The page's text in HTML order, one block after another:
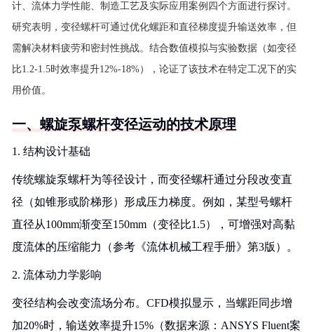
计、流体力学性能、制造工艺及实际应用案例四个方面进行探讨。
研究表明，变径螺杆可通过优化螺距和直径梯度提升输送效率，但
需解决材料疲劳和密封性挑战。结合数值模拟与实验数据（如变径
比1.2-1.5时效率提升12%-18%），论证了该技术在特定工况下的实
用价值。
一、螺旋泵螺杆变径运动的技术原理
1. 结构设计基础
传统螺旋泵螺杆为等径设计，而变径螺杆通过分段改变直
径（如锥形或阶梯形）形成压力梯度。例如，某型号螺杆
直径从100mm渐变至150mm（变径比1.5），可增强对高黏
度流体的压缩能力（参考《流体机械工程手册》第3版）。
2. 流体动力学影响
变径结构会改变流场分布。CFD模拟显示，当螺距同步增
加20%时，输送效率提升15%（数据来源：ANSYS Fluent案